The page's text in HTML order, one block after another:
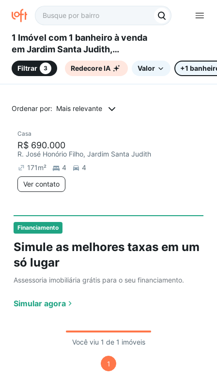
1 Imóvel com 1 banheiro à venda
em Jardim Santa Judith,
Campinas, SP
Filtrar 3 Redecore IA Valor +1
Ordenar por: Mais relevante
Financiamento
Simule as melhores taxas em um
só lugar
Assessoria imobiliária grátis para o seu financiamento.
Simular agora
Casa
R$ 690.000
R. José Honório Filho, Jardim Santa Judith
171m² 4
4
Ver contato
Você viu 1 de 1 imóveis
1